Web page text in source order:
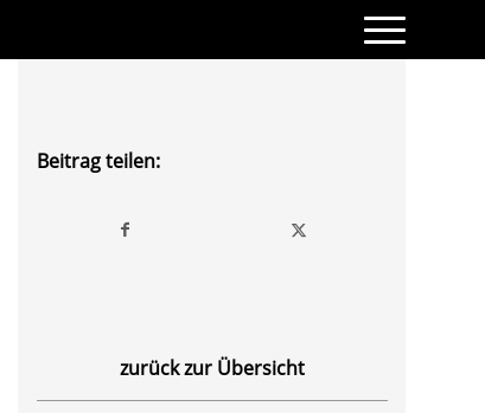
Beitrag teilen:
zurück zur Übersicht